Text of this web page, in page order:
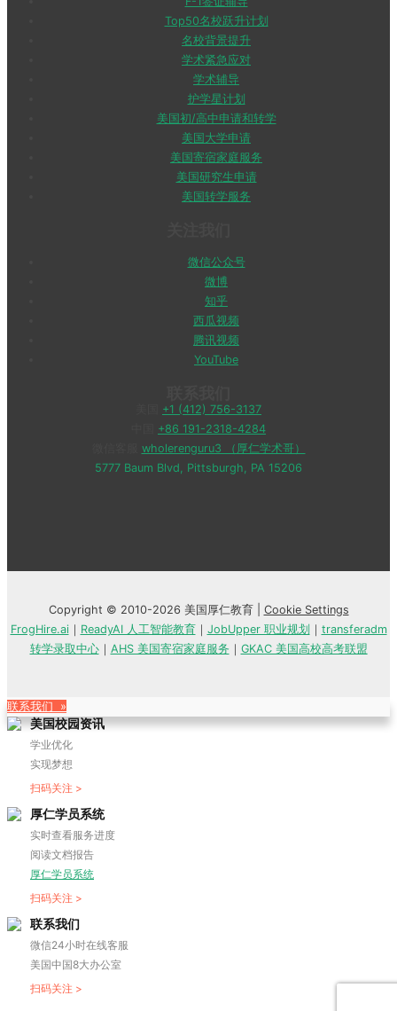
Top50名校跃升计划
名校背景提升
学术紧急应对
学术辅导
护学星计划
美国初/高中申请和转学
美国大学申请
美国寄宿家庭服务
美国研究生申请
美国转学服务
微信公众号
微博
知乎
西瓜视频
腾讯视频
YouTube
+1 (412) 756-3137
+86 191-2318-4284
wholerenguru3 （厚仁学术哥）
5777 Baum Blvd, Pittsburgh, PA 15206
Copyright © 2010-2026 美国厚仁教育 | Cookie Settings
FrogHire.ai｜ ReadyAI 人工智能教育｜ JobUpper 职业规划 ｜ transferadm
转学录取中心｜ AHS 美国寄宿家庭服务 ｜ GKAC 美国高校高考联盟
联系我们 »
美国校园资讯
学业优化
实现梦想
扫码关注 >
厚仁学员系统
实时查看服务进度
阅读文档报告
厚仁学员系统
扫码关注 >
联系我们
微信24小时在线客服
美国中国8大办公室
扫码关注 >